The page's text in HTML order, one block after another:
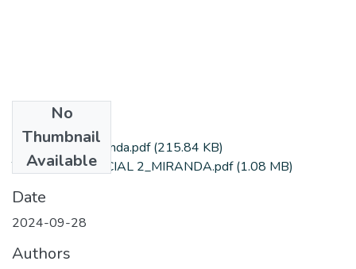
No
Thumbnail
Available
Autorizacion_Miranda.pdf(215.84 KB)
TESINAPPD_INICIAL 2_MIRANDA.pdf(1.08 MB)
Date
2024-09-28
Authors